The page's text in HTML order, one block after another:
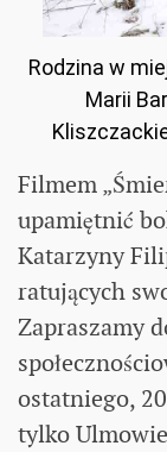
Rodzina w
Marii
Filmem
upamiętnić
Katarzyny
ratujących
Zapraszamy
ostatniego,
tylko